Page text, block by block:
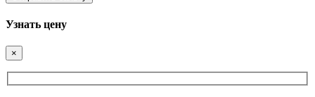
Узнать цену
×